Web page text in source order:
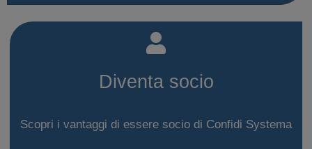
Diventa socio
Scopri i vantaggi di essere socio di Confidi Systema